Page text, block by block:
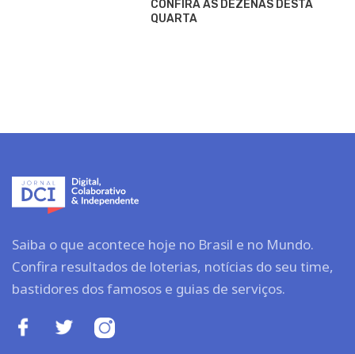
CONFIRA AS DEZENAS DESTA
QUARTA
Saiba o que acontece hoje no Brasil e no Mundo.
Confira resultados de loterias, notícias do seu time,
bastidores dos famosos e guias de serviços.